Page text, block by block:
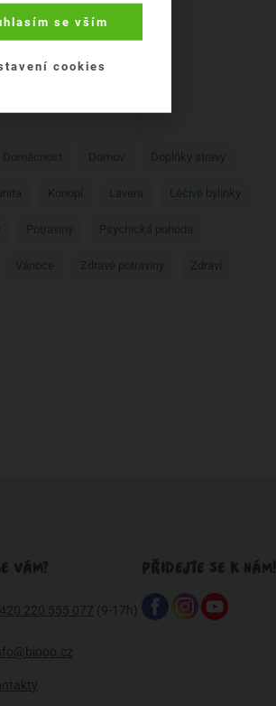
Domácnost Domov Doplňky stravy
Konopí Lavera Léčivé bylinky
Potraviny Psychická pohoda
Vánoce Zdravé potraviny Zdraví
VÁM?
220 555 077 (9-17h)
PŘIDEJTE SE K NÁM!
se vším
cookies